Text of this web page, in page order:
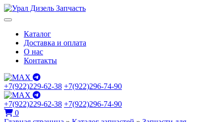
Каталог
Доставка и оплата
О нас
Контакты
+7(922)229-62-38 +7(922)296-74-90
+7(922)229-62-38 +7(922)296-74-90
0